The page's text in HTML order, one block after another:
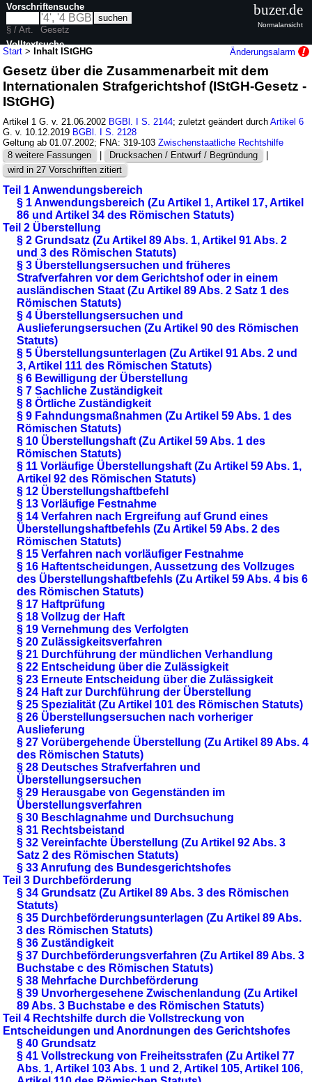
Start >Inhalt IStGHG Änderungsalarm
Gesetz über die Zusammenarbeit mit dem
Internationalen Strafgerichtshof (IStGH-Gesetz -
IStGHG)
Artikel 1 G. v. 21.06.2002 BGBl. I S. 2144; zuletzt geändert durchArtikel 6
G. v. 10.12.2019 BGBl. I S. 2128
Geltung ab 01.07.2002; FNA: 319-103Zwischenstaatliche Rechtshilfe
8 weitere Fassungen
| Drucksachen / Entwurf / Begründung
|
wird in 27 Vorschriften zitiert
Teil 1 Anwendungsbereich
§ 1 Anwendungsbereich (Zu Artikel 1, Artikel 17, Artikel
86 und Artikel 34 des Römischen Statuts)
Teil 2 Überstellung
§ 2 Grundsatz (Zu Artikel 89 Abs. 1, Artikel 91 Abs. 2
und 3 des Römischen Statuts)
§ 3 Überstellungsersuchen und früheres
Strafverfahren vor dem Gerichtshof oder in einem
ausländischen Staat (Zu Artikel 89 Abs. 2 Satz 1 des
Römischen Statuts)
§ 4 Überstellungsersuchen und
Auslieferungsersuchen (Zu Artikel 90 des Römischen
Statuts)
§ 5 Überstellungsunterlagen (Zu Artikel 91 Abs. 2 und
3, Artikel 111 des Römischen Statuts)
§ 6 Bewilligung der Überstellung
§ 7 Sachliche Zuständigkeit
§ 8 Örtliche Zuständigkeit
§ 9 Fahndungsmaßnahmen (Zu Artikel 59 Abs. 1 des
Römischen Statuts)
§ 10 Überstellungshaft (Zu Artikel 59 Abs. 1 des
Römischen Statuts)
§ 11 Vorläufige Überstellungshaft (Zu Artikel 59 Abs. 1,
Artikel 92 des Römischen Statuts)
§ 12 Überstellungshaftbefehl
§ 13 Vorläufige Festnahme
§ 14 Verfahren nach Ergreifung auf Grund eines
Überstellungshaftbefehls (Zu Artikel 59 Abs. 2 des
Römischen Statuts)
§ 15 Verfahren nach vorläufiger Festnahme
§ 16 Haftentscheidungen, Aussetzung des Vollzuges
des Überstellungshaftbefehls (Zu Artikel 59 Abs. 4 bis 6
des Römischen Statuts)
§ 17 Haftprüfung
§ 18 Vollzug der Haft
§ 19 Vernehmung des Verfolgten
§ 20 Zulässigkeitsverfahren
§ 21 Durchführung der mündlichen Verhandlung
§ 22 Entscheidung über die Zulässigkeit
§ 23 Erneute Entscheidung über die Zulässigkeit
§ 24 Haft zur Durchführung der Überstellung
§ 25 Spezialität (Zu Artikel 101 des Römischen Statuts)
§ 26 Überstellungsersuchen nach vorheriger
Auslieferung
§ 27 Vorübergehende Überstellung (Zu Artikel 89 Abs. 4
des Römischen Statuts)
§ 28 Deutsches Strafverfahren und
Überstellungsersuchen
§ 29 Herausgabe von Gegenständen im
Überstellungsverfahren
§ 30 Beschlagnahme und Durchsuchung
§ 31 Rechtsbeistand
§ 32 Vereinfachte Überstellung (Zu Artikel 92 Abs. 3
Satz 2 des Römischen Statuts)
§ 33 Anrufung des Bundesgerichtshofes
Teil 3 Durchbeförderung
§ 34 Grundsatz (Zu Artikel 89 Abs. 3 des Römischen
Statuts)
§ 35 Durchbeförderungsunterlagen (Zu Artikel 89 Abs.
3 des Römischen Statuts)
§ 36 Zuständigkeit
§ 37 Durchbeförderungsverfahren (Zu Artikel 89 Abs. 3
Buchstabe c des Römischen Statuts)
§ 38 Mehrfache Durchbeförderung
§ 39 Unvorhergesehene Zwischenlandung (Zu Artikel
89 Abs. 3 Buchstabe e des Römischen Statuts)
Teil 4 Rechtshilfe durch die Vollstreckung von
Entscheidungen und Anordnungen des Gerichtshofes
§ 40 Grundsatz
§ 41 Vollstreckung von Freiheitsstrafen (Zu Artikel 77
Abs. 1, Artikel 103 Abs. 1 und 2, Artikel 105, Artikel 106,
Vorschriftensuche
§ / Art.
Gesetz
Volltextsuche
nur in IStGHG
buzer.de
Normalansicht